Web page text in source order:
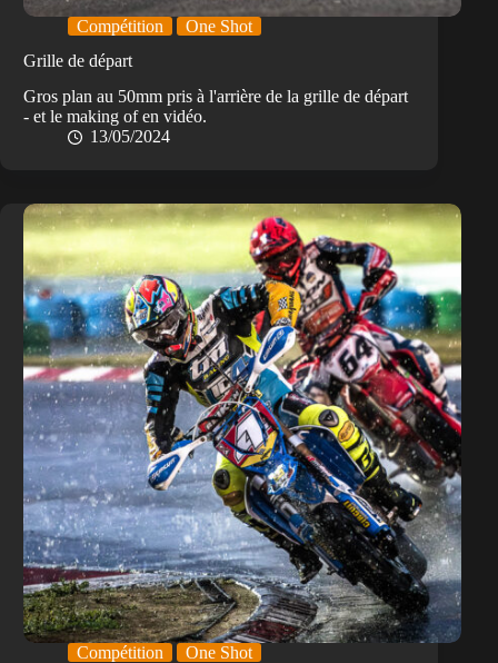
Compétition
One Shot
Grille de départ
Gros plan au 50mm pris à l'arrière de la grille de départ
- et le making of en vidéo.
13/05/2024
Compétition
One Shot